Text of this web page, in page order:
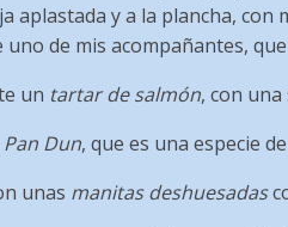
aplastada y a la plancha, con
de mis acompañantes,
un tartar de salmón, con
Pan Dun, que es una especie
unas manitas deshuesadas